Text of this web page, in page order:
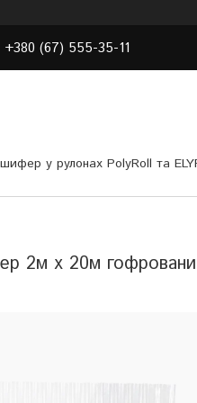
+380 (67) 555-35-11
у рулонах PolyRoll та
2м х 20м